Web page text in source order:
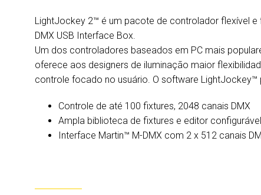
LightJockey 2™ é um pacote de controlador flexível
DMX USB Interface Box.
Um dos controladores baseados em PC mais
oferece aos designers de iluminação maior
controle focado no usuário. O software LightJockey™
Controle de até 100 fixtures, 2048 canais DMX
Ampla biblioteca de fixtures e editor
Interface Martin™ M-DMX com 2 x 512 canais